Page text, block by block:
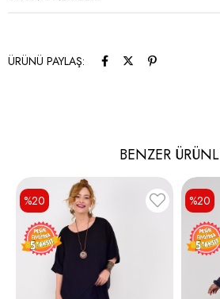
ÜRÜNÜ PAYLAŞ:
BENZER
%20 %20